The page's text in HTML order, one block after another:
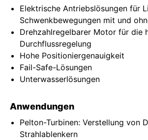
Elektrische Antriebslösungen für
Schwenkbewegungen mit und
Drehzahlregelbarer Motor für die
Durchflussregelung
Hohe Positioniergenauigkeit
Fail-Safe-Lösungen
Unterwasserlösungen
Anwendungen
Pelton-Turbinen: Verstellung von
Strahlablenkern